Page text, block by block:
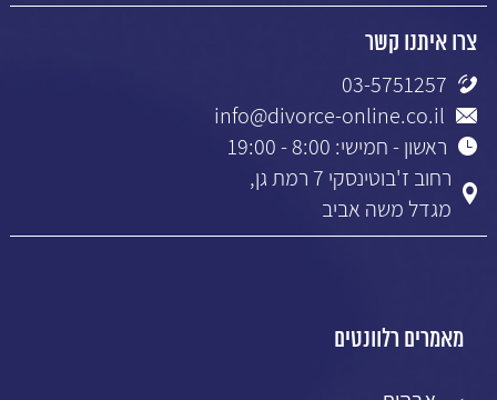
צרו איתנו קשר
03-5751257
info@divorce-online.co.il
ראשון - חמישי: 8:00 - 19:00
רחוב ז'בוטינסקי 7 רמת גן,
מגדל משה אביב
מאמרים רלוונטים